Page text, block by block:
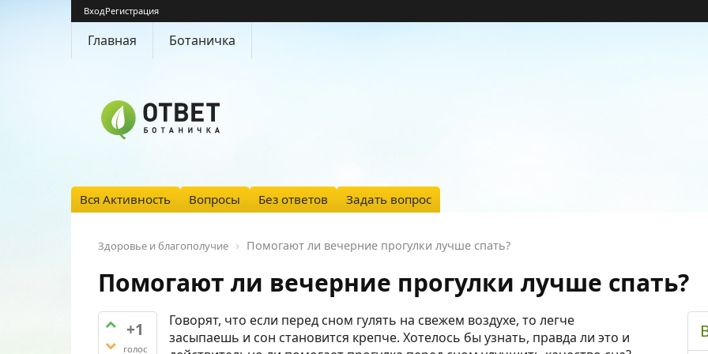
ВходРегистрация
Главная Ботаничка
Вся Активность Вопросы Без ответов Задать вопрос
Здоровье и благополучие Помогают ли вечерние прогулки лучше спать?
Помогают ли вечерние прогулки лучше спать?
+1
голос
Говорят, что если перед сном гулять на свежем воздухе, то легче
засыпаешь и сон становится крепче. Хотелось бы узнать, правда ли это и